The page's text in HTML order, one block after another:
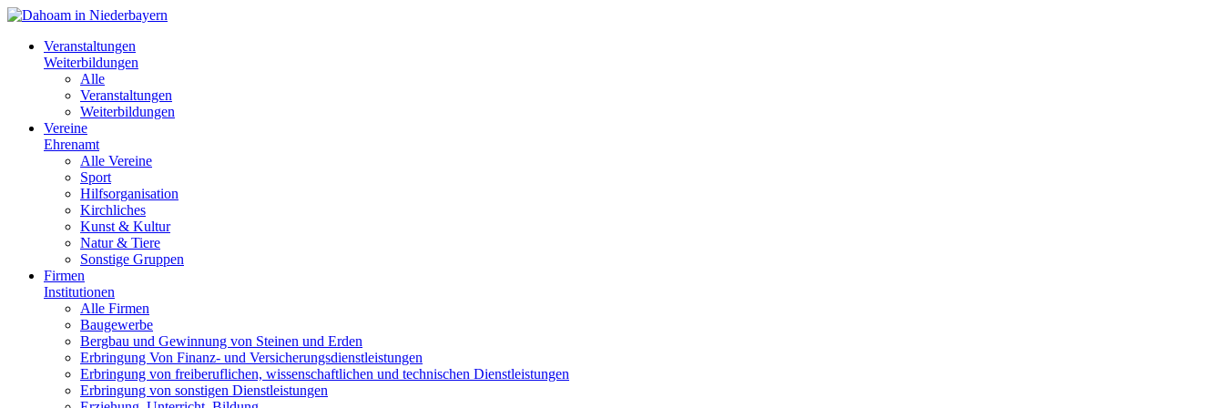
Veranstaltungen
Weiterbildungen
Alle
Veranstaltungen
Weiterbildungen
Vereine
Ehrenamt
Alle Vereine
Sport
Hilfsorganisation
Kirchliches
Kunst & Kultur
Natur & Tiere
Sonstige Gruppen
Firmen
Institutionen
Alle Firmen
Baugewerbe
Bergbau und Gewinnung von Steinen und Erden
Erbringung Von Finanz- und Versicherungsdienstleistungen
Erbringung von freiberuflichen, wissenschaftlichen und technischen Dienstleistungen
Erbringung von sonstigen Dienstleistungen